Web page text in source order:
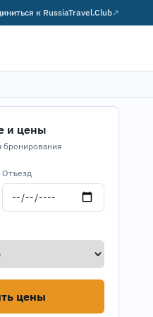
к RussiaTravel.Club↗
и цены
бронирования
Отъезд
цены